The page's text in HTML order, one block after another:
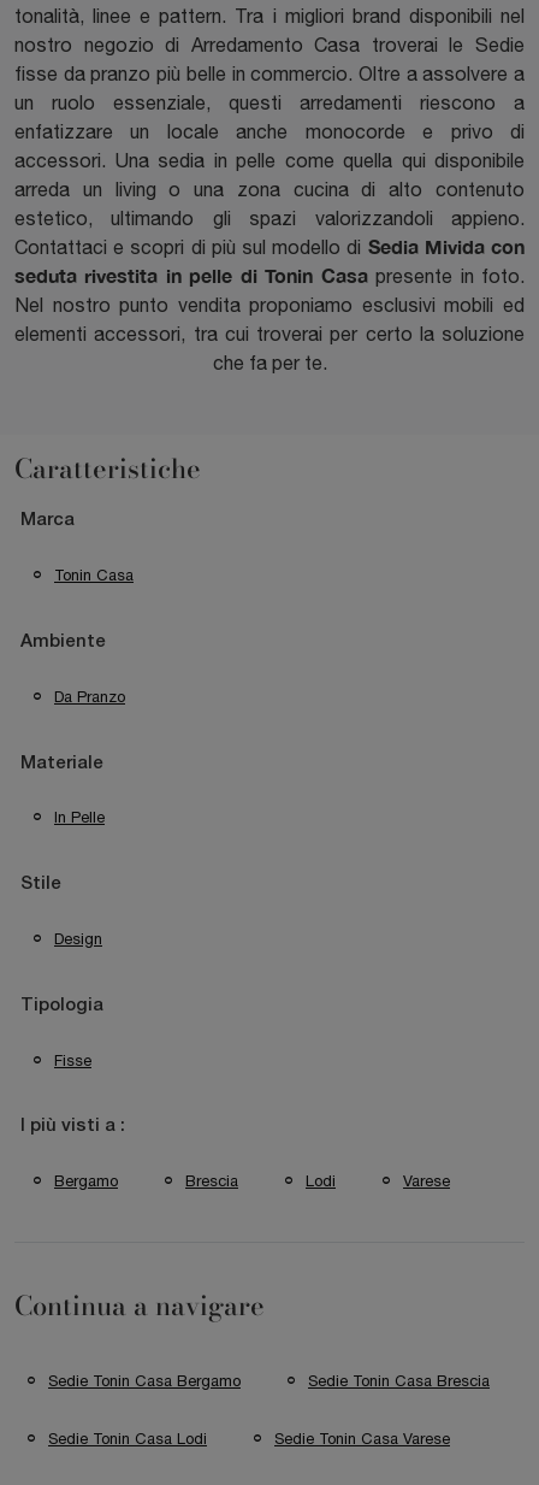
tonalità, linee e pattern. Tra i migliori brand disponibili nel
nostro negozio di Arredamento Casa troverai le Sedie
fisse da pranzo più belle in commercio. Oltre a assolvere a
un ruolo essenziale, questi arredamenti riescono a
enfatizzare un locale anche monocorde e privo di
accessori. Una sedia in pelle come quella qui disponibile
arreda un living o una zona cucina di alto contenuto
estetico, ultimando gli spazi valorizzandoli appieno.
Contattaci e scopri di più sul modello di Sedia Mivida con
seduta rivestita in pelle di Tonin Casapresente in foto.
Nel nostro punto vendita proponiamo esclusivi mobili ed
elementi accessori, tra cui troverai per certo la soluzione
che fa per te.
Caratteristiche
Marca
Tonin Casa
Ambiente
Da Pranzo
Materiale
In Pelle
Stile
Design
Tipologia
Fisse
I più visti a :
Bergamo Brescia Lodi Varese
Continua a navigare
Sedie Tonin Casa Bergamo Sedie Tonin Casa Brescia
Sedie Tonin Casa Lodi Sedie Tonin Casa Varese